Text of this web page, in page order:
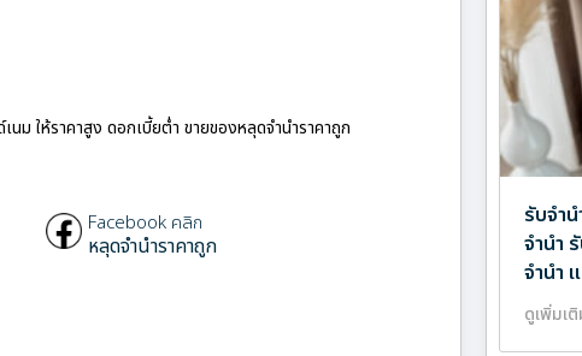
ม ให้ราคาสูง ดอกเบี้ยต่ำ ขายของหลุดจำนำราคาถูก
Facebook คลิก
หลุดจำนำราคาถูก
รับจำ
จำนำ
จำนำ
ดูเพิ่มเ